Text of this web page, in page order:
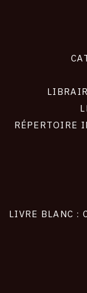
RÉPERTOIRE
LIVRE BLANC :